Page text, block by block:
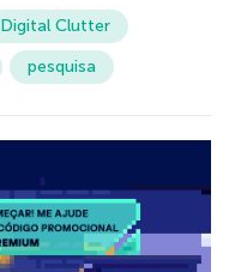
Digital Clutter
pesquisa